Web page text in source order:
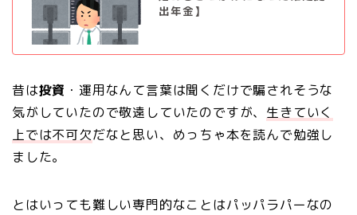
出年金】
昔は投資 ・運用なんて言葉は聞くだけで騙されそうな
気がしていたので敬遠していたのですが、 生きていく
上では不可欠だなと思い、めっちゃ本を読んで勉強し
ました。
とはいっても難しい専門的なことはパッパラパーなの